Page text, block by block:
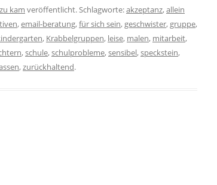
kam veröffentlicht. Schlagworte:akzeptanz,allein
,email-beratung,für sich sein, geschwister, gruppe,
, Krabbelgruppen, leise, malen, mitarbeit,
,schule,schulprobleme,sensibel,speckstein,
,zurückhaltend.